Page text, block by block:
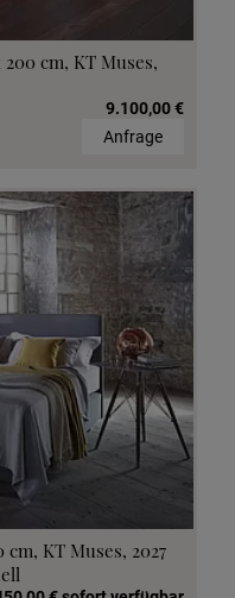
cm, KT Muses,
9.100,00 €
Anfrage
KT Muses, 2027